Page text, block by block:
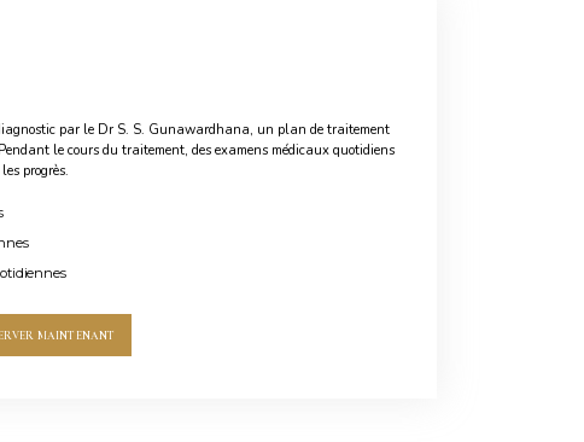
par le Dr S. S. Gunawardhana, un plan de traitement
le cours du traitement, des examens médicaux quotidiens
progrès.
MAINTENANT